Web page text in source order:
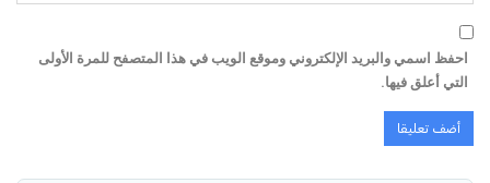
احفظ اسمي والبريد الإلكتروني وموقع الويب في هذا المتصفح للمرة الأولى
التي أعلق فيها.